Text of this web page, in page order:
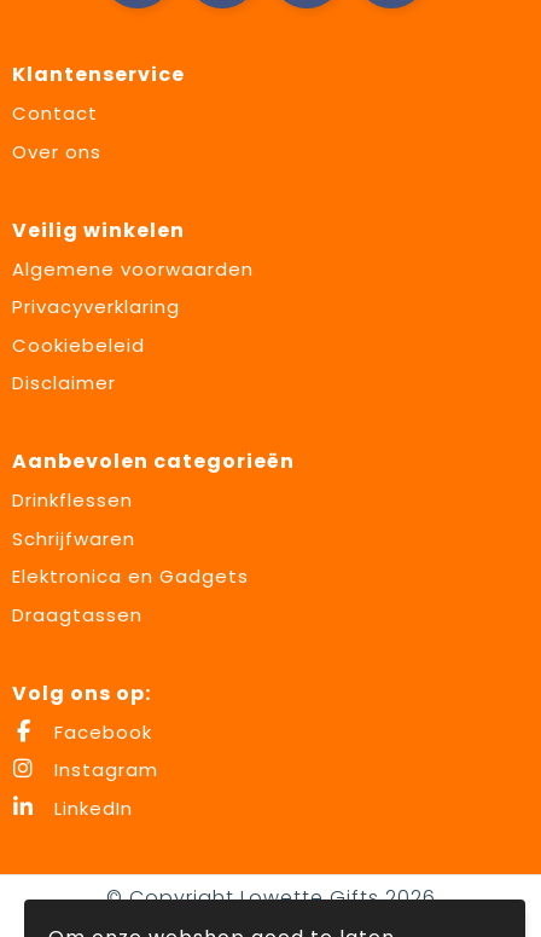
Klantenservice
Contact
Over ons
Veilig winkelen
Algemene voorwaarden
Privacyverklaring
Cookiebeleid
Disclaimer
Aanbevolen categorieën
Drinkflessen
Schrijfwaren
Elektronica en Gadgets
Draagtassen
Volg ons op:
Facebook
Instagram
LinkedIn
© Copyright Lowette Gifts 2026